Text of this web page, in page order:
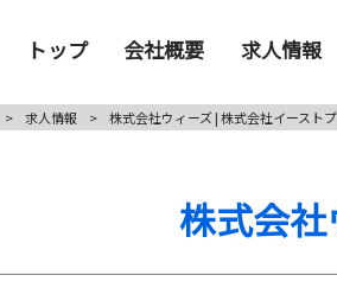
トップ 会社概要 求人情報
> 求人情報 > 株式会社ウィーズ | 株式会社イースト
株式会